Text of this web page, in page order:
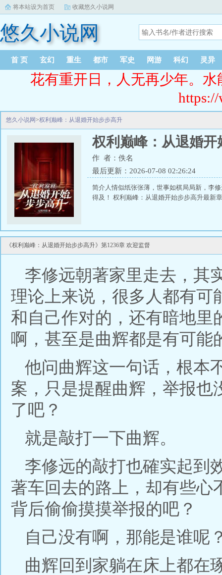
将本站设为首页 收藏悠久小说网
悠久小说网
首 页 玄幻 重生 都市 军史 网游 科幻 灵异
花有重开日，人无再少年。
悠久小说网>权利巅峰：从退婚开始步步高升
权利巅峰：从退婚开
作 者：佚名
最后更新：2026-07-08 02:26:24
简介人情似纸张张薄，世事如棋局局新，李
得及！ 权利巅峰：从退婚开始步步高升最新
《权利巅峰：从退婚开始步步高升》第1236章 欢迎监督
李修远朝著家里走去，其
理论上来说，很多人都有可
和自己作对的，还有暗地里
啊，甚至是曲辉都是有可能
他问曲辉这一句话，根本
案，只是提醒曲辉，举报也
了吧？
就是敲打一下曲辉。
李修远的敲打也確实起到
著车回去的路上，却有些心
背后偷偷摸摸举报的吧？
自己没有啊，那能是谁呢
曲辉回到家躺在床上都在